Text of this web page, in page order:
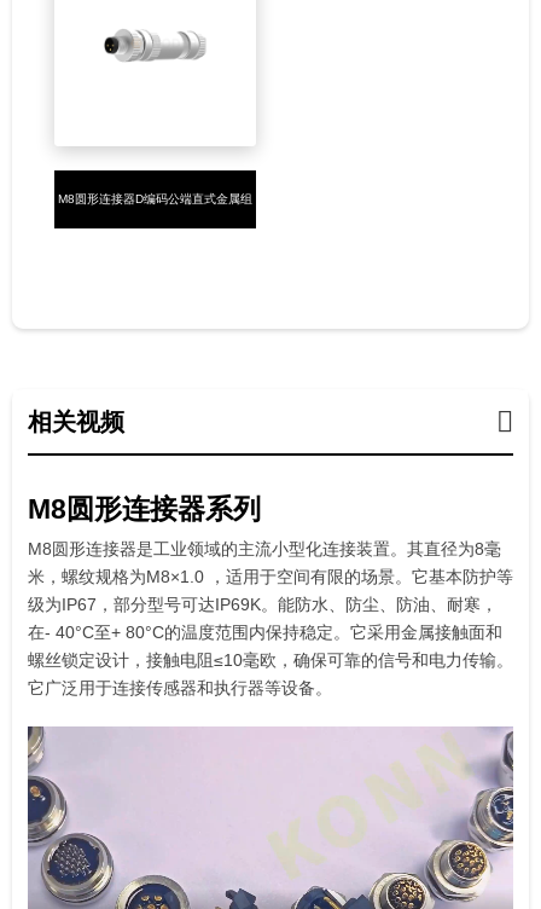
M8圆形连接器D编码公端直式金属组
相关视频
M8圆形连接器系列
M8圆形连接器是工业领域的主流小型化连接装置。其直径为8毫
米，螺纹规格为M8×1.0 ，适用于空间有限的场景。它基本防护等
级为IP67，部分型号可达IP69K。能防水、防尘、防油、耐寒，
在- 40°C至+ 80°C的温度范围内保持稳定。它采用金属接触面和
螺丝锁定设计，接触电阻≤10毫欧，确保可靠的信号和电力传输。
它广泛用于连接传感器和执行器等设备。